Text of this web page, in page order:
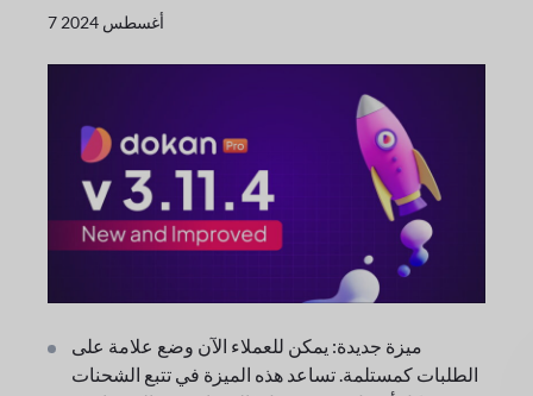
7 أغسطس 2024
ميزة جديدة: يمكن للعملاء الآن وضع علامة على
الطلبات كمستلمة. تساعد هذه الميزة في تتبع الشحنات